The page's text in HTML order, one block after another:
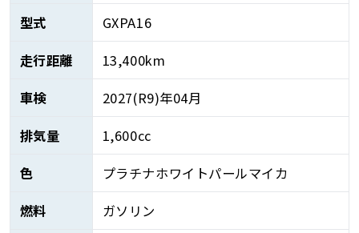
型式
GXPA16
走行距離
13,400km
車検
2027(R9)年04月
排気量
1,600cc
色
プラチナホワイトパールマイカ
燃料
ガソリン